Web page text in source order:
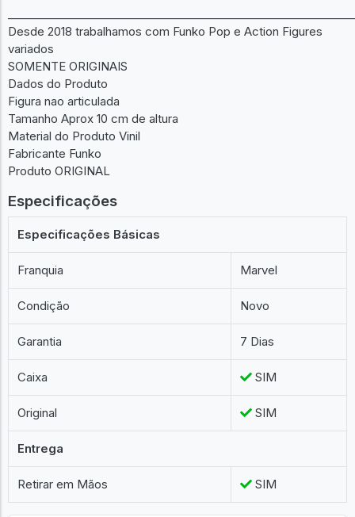
Desde 2018 trabalhamos com Funko Pop e Action Figures
variados
SOMENTE ORIGINAIS
Dados do Produto
Figura nao articulada
Tamanho Aprox 10 cm de altura
Material do Produto Vinil
Fabricante Funko
Produto ORIGINAL
Especificações
Especificações Básicas
Franquia Marvel
Condição Novo
Garantia 7 Dias
Caixa SIM
Original SIM
Entrega
Retirar em Mãos SIM